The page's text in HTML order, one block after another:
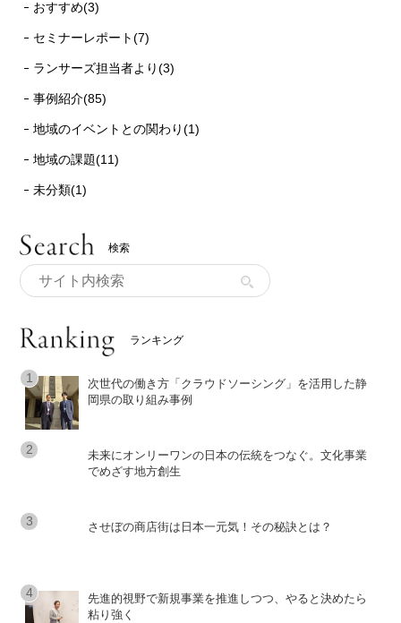
おすすめ(3)
セミナーレポート(7)
ランサーズ担当者より(3)
事例紹介(85)
地域のイベントとの関わり(1)
地域の課題(11)
未分類(1)
検索
ランキング
次世代の働き方「クラウドソーシング」を活用した静
岡県の取り組み事例
未来にオンリーワンの日本の伝統をつなぐ。文化事業
でめざす地方創生
させぼの商店街は日本一元気！その秘訣とは？
先進的視野で新規事業を推進しつつ、やると決めたら
粘り強く